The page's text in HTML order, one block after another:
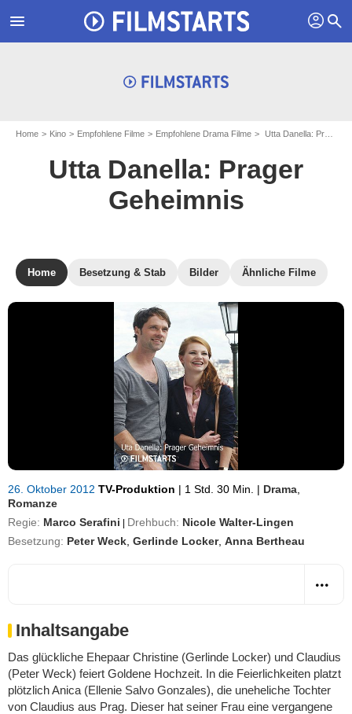
menu profil search
Home Kino Empfohlene Filme Empfohlene Drama Filme Utta Danella: Prager Geheimnis
Utta Danella: Prager
Geheimnis
Home Besetzung & Stab Bilder Ähnliche Filme
26. Oktober 2012 TV-Produktion | 1 Std. 30 Min. | Drama
Romanze
Regie: Marco Serafini Drehbuch: Nicole Walter-Lingen
Besetzung: Peter Weck Gerlinde Locker, Anna Bertheau
Inhaltsangabe
Das glückliche Ehepaar Christine (Gerlinde Locker) und Claudius
(Peter Weck) feiert Goldene Hochzeit. In die Feierlichkeiten platzt
plötzlich Anica (Ellenie Salvo Gonzales), die uneheliche Tochter
von Claudius aus Prag. Dieser hat seiner Frau eine vergangene